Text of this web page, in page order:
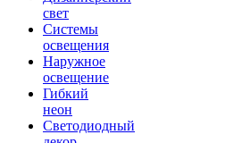
свет
Системы
освещения
Наружное
освещение
Гибкий
неон
Светодиодный